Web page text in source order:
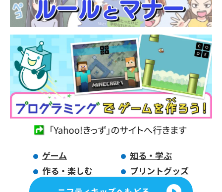
ゲーム
知る・学ぶ
作る・楽しむ
プリントグッズ